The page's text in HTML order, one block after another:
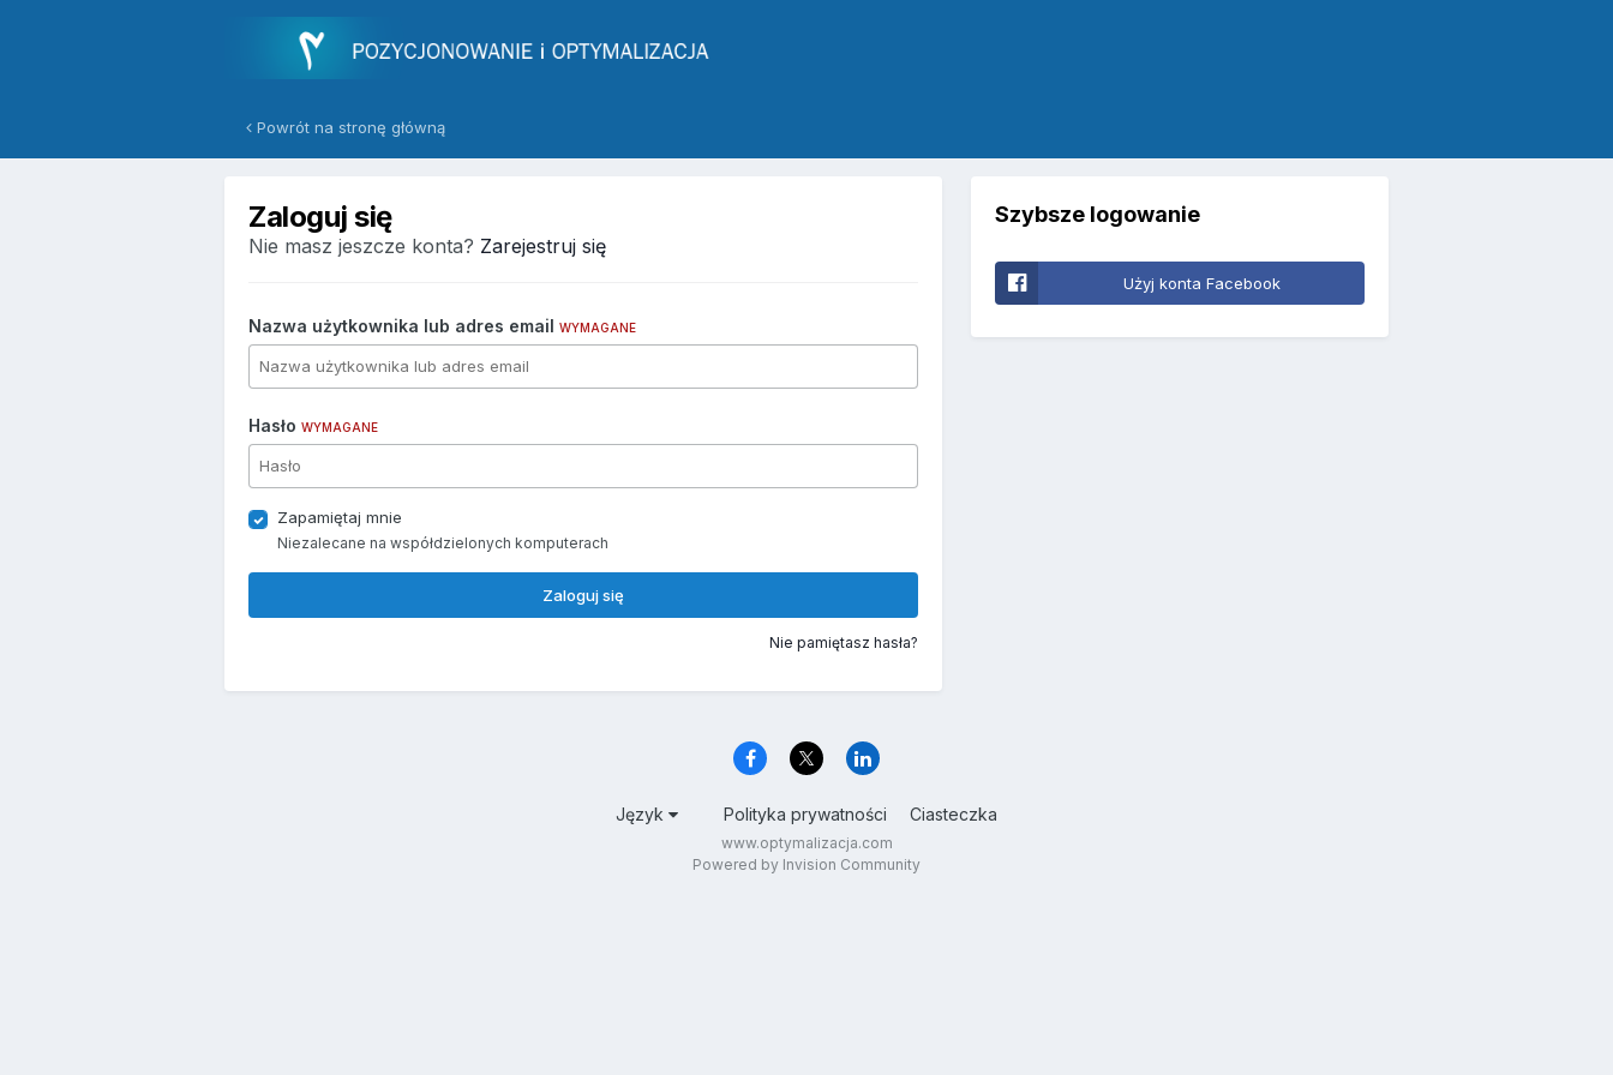
Powrót na stronę główną
Zaloguj się
Nie masz jeszcze konta? Zarejestruj się
Nazwa użytkownika lub adres email WYMAGANE
Hasło WYMAGANE
Zapamiętaj mnie
Niezalecane na współdzielonych komputerach
Zaloguj się
Nie pamiętasz hasła?
Szybsze logowanie
Użyj konta Facebook
Język Polityka prywatności Ciasteczka
www.optymalizacja.com
Powered by Invision Community